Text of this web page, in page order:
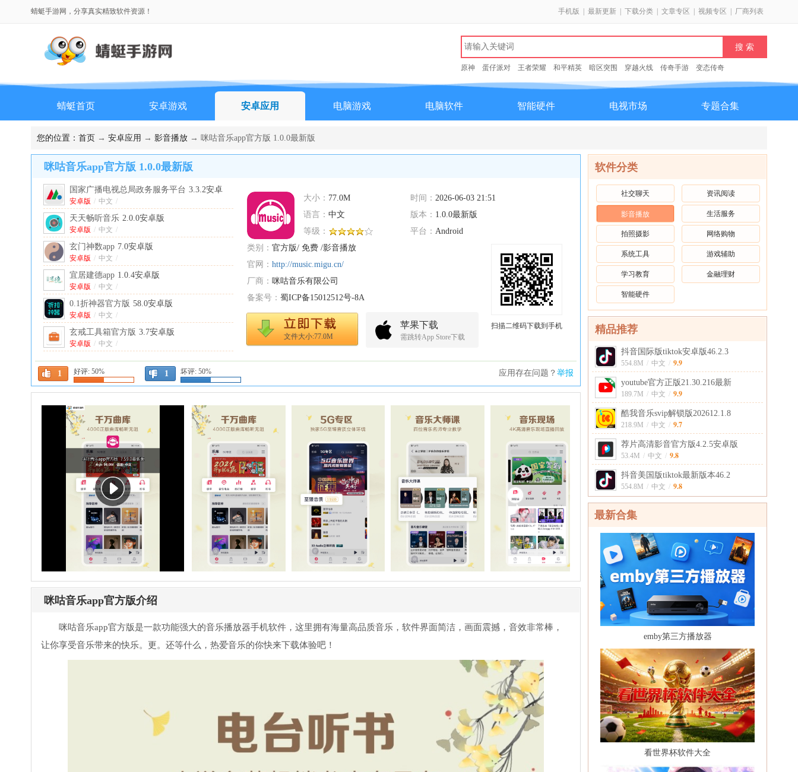
蜻蜓手游网，分享真实精致软件资源！ 手机版 最新更新 下载分类 文章专区 视频专区 厂商列表
原神 蛋仔派对 王者荣耀 和平精英 暗区突围 穿越火线 传奇手游 变态传奇
蜻蜓首页 安卓游戏 安卓应用 电脑游戏 电脑软件 智能硬件 电视市场 专题合集
排行榜
您的位置： 首页 → 安卓应用 → 影音播放 → 咪咕音乐app官方版 1.0.0最新版
咪咕音乐app官方版 1.0.0最新版
大小： 77.0M 时间： 2026-06-03 21:51
语言： 中文 版本： 1.0.0最新版
等级：
平台： Android
类别： 官方版/ 免费 /影音播放
官网： http://music.migu.cn/
厂商： 咪咕音乐有限公司
备案号： 蜀ICP备15012512号-8A
文件大小:77.0M
苹果下载
需跳转App Store下载
1 好评: 50% 1 坏评: 50% 应用存在问题？ 举报
国家广播电视总局政务服务平台 3.3.2安卓
版
安卓版 / 中文 /
天天畅听音乐 2.0.0安卓版
安卓版 / 中文 /
玄门神数app 7.0安卓版
安卓版 / 中文 /
宜居建德app 1.0.4安卓版
安卓版 / 中文 /
0.1折神器官方版 58.0安卓版
安卓版 / 中文 /
玄戒工具箱官方版 3.7安卓版
安卓版 / 中文 /
繁花漫画官方正版 4.0.6最新版
中文 /
app分享2026(appshare) 5.1.4安卓版
玩机资源库官方版
安卓版 / 中文 /
Repo Store官方版 1.0.20安卓版
安卓版 / 英文 /
扫描二维码下载到手机
咪咕音乐app官方版介绍
咪咕音乐app官方版是一款功能强大的音乐播放器手机软件，这里拥有海量高品质音乐，软件界面简洁，画面震撼，音效非常棒，
让你享受音乐带来的快乐。更。还等什么，热爱音乐的你快来下载体验吧！
软件分类
社交聊天 资讯阅读
影音播放 生活服务
拍照摄影 网络购物
系统工具 游戏辅助
学习教育 金融理财
智能硬件
精品推荐
抖音国际版tiktok安卓版46.2.3
554.8M / 中文 / 9.9
youtube官方正版21.30.216最新
189.7M / 中文 / 9.9
酷我音乐svip解锁版202612.1.8
218.9M / 中文 / 9.7
荐片高清影音官方版4.2.5安卓版
53.4M / 中文 / 9.8
抖音美国版tiktok最新版本46.2
554.8M / 中文 / 9.8
最新合集
emby第三方播放器
看世界杯软件大全